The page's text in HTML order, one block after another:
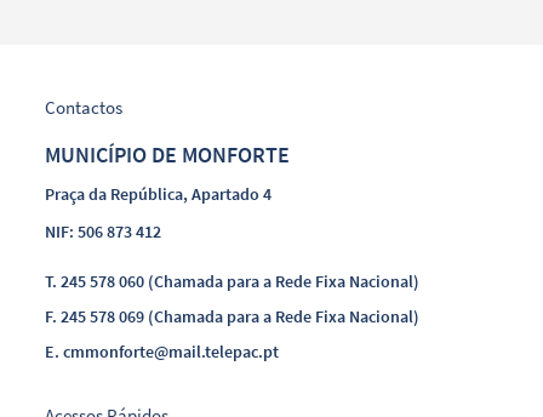
Contactos
MUNICÍPIO DE MONFORTE
Praça da República, Apartado 4
NIF: 506 873 412
T.245 578 060 (Chamada para a Rede Fixa Nacional)
F.245 578 069 (Chamada para a Rede Fixa Nacional)
E.cmmonforte@mail.telepac.pt